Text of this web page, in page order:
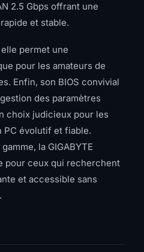
2.5 Gbps offrant une
et stable.
permet une
pour les amateurs de
Enfin, son BIOS convivial
des paramètres
choix judicieux pour les
PC évolutif et fiable.
la GIGABYTE
pour ceux qui recherchent
et accessible sans